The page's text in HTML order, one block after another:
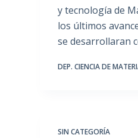
y tecnología de
los últimos
se desarrollaran
DEP. CIENCIA DE
SIN CATEGORÍA